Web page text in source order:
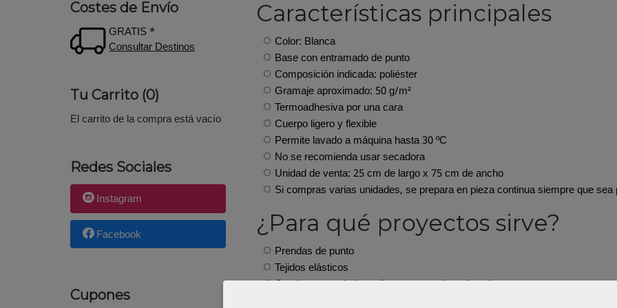
Costes de Envío
GRATIS *
Consultar Destinos
Tu Carrito (0)
El carrito de la compra está vacío
Redes Sociales
Instagram
Facebook
Cupones
Características principales
Color: Blanca
Base con entramado de punto
Composición indicada: poliéster
Gramaje aproximado: 50 g/m²
Termoadhesiva por una cara
Cuerpo ligero y flexible
Permite lavado a máquina hasta 30 ºC
No se recomienda usar secadora
Unidad de venta: 25 cm de largo x 75 cm de ancho
Si compras varias unidades, se prepara en pieza continua siempre que sea
¿Para qué proyectos sirve?
Prendas de punto
Tejidos elásticos
Camisetas, sudaderas ligeras y prendas cómodas